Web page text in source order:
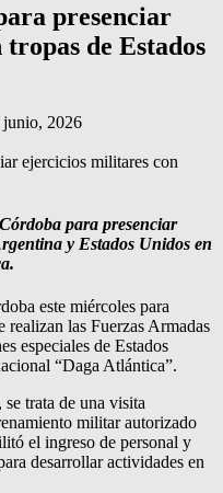
presenciar
de Estados
junio, 2026
para presenciar
y Estados Unidos en
este miércoles para
realizan las Fuerzas Armadas
especiales de Estados
“Daga Atlántica”.
se trata de una visita
militar autorizado
el ingreso de personal y
desarrollar actividades en